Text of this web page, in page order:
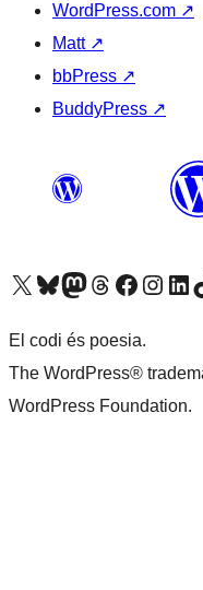
WordPress.com ↗
Matt ↗
bbPress ↗
BuddyPress ↗
Visiteu el nostre compte X (abans Twitter)
Visiteu el nostre compte de Bluesky
Visiteu el nostre compte al Mastodon
Visiteu el nostre compte de Threads
Visiteu la nostra pàgina al
Visiteu el nostre
Visiteu el
El codi és poesia.
The WordPress®
WordPress Foundation.